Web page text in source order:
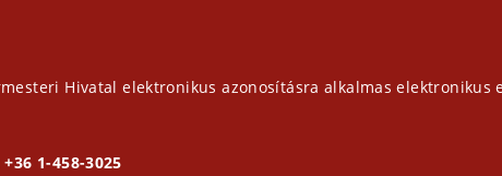
Hivatal elektronikus azonosításra alkalmas elektronikus
1-458-3025